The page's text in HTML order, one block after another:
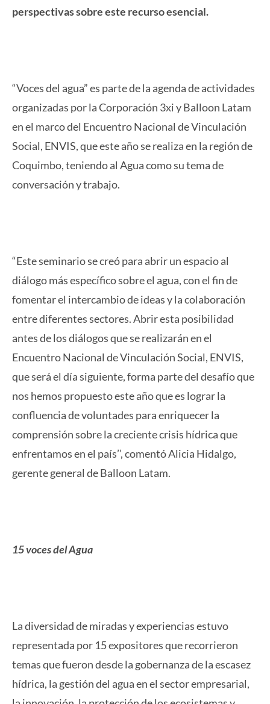
perspectivas sobre este recurso esencial.
“Voces del agua” es parte de la agenda de actividades
organizadas por la Corporación 3xi y Balloon Latam
en el marco del Encuentro Nacional de Vinculación
Social, ENVIS, que este año se realiza en la región de
Coquimbo, teniendo al Agua como su tema de
conversación y trabajo.
“Este seminario se creó para abrir un espacio al
diálogo más específico sobre el agua, con el fin de
fomentar el intercambio de ideas y la colaboración
entre diferentes sectores. Abrir esta posibilidad
antes de los diálogos que se realizarán en el
Encuentro Nacional de Vinculación Social, ENVIS,
que será el día siguiente, forma parte del desafío que
nos hemos propuesto este año que es lograr la
confluencia de voluntades para enriquecer la
comprensión sobre la creciente crisis hídrica que
enfrentamos en el país’’, comentó Alicia Hidalgo,
gerente general de Balloon Latam.
15 voces del Agua
La diversidad de miradas y experiencias estuvo
representada por 15 expositores que recorrieron
temas que fueron desde la gobernanza de la escasez
hídrica, la gestión del agua en el sector empresarial,